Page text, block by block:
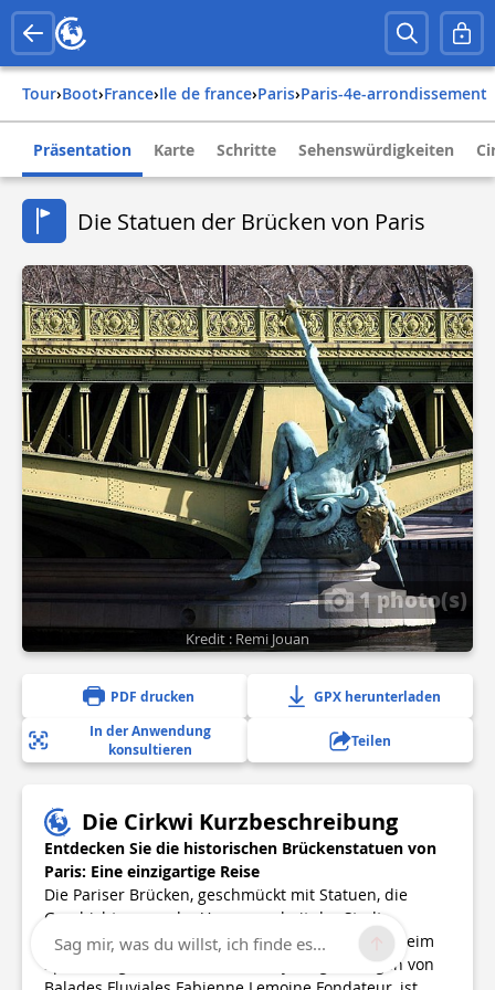
Tour› Boot› france› ile de france› paris› paris-4e-arrondissement
Präsentation Karte Schritte Sehenswürdigkeiten
Die Statuen der Brücken von Paris
1 photo(s)
Kredit : Remi Jouan
PDF drucken
GPX herunterladen
In der Anwendung
konsultieren
Teilen
Die Cirkwi Kurzbeschreibung
Entdecken Sie die historischen Brückenstatuen von
Paris: Eine einzigartige Reise
Die Pariser Brücken, geschmückt mit Statuen, die
Geschichten aus der Vergangenheit der Stadt
erzählen, bieten ein unvergleichliches Erlebnis beim
Spazierengehen. Dieses Itinerary, vorgeschlagen von
Sag mir, was du willst, ich finde es...